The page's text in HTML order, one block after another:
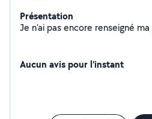
Présentation
Aucun avis pour l'instant